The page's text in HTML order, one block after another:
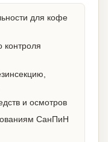
для кофе
контроля
и осмотров
СанПиН